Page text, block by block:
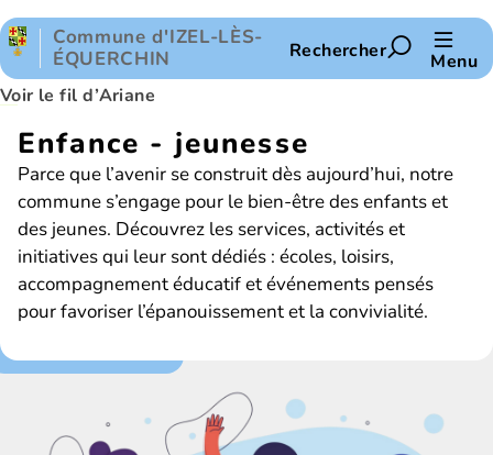
Panneau de gestion des cookies
Commune d'IZEL-LÈS-
ÉQUERCHIN
Rechercher
Menu
Voir le fil d’Ariane
Enfance - jeunesse
Parce que l’avenir se construit dès aujourd’hui, notre
commune s’engage pour le bien-être des enfants et
des jeunes. Découvrez les services, activités et
initiatives qui leur sont dédiés : écoles, loisirs,
accompagnement éducatif et événements pensés
pour favoriser l’épanouissement et la convivialité.